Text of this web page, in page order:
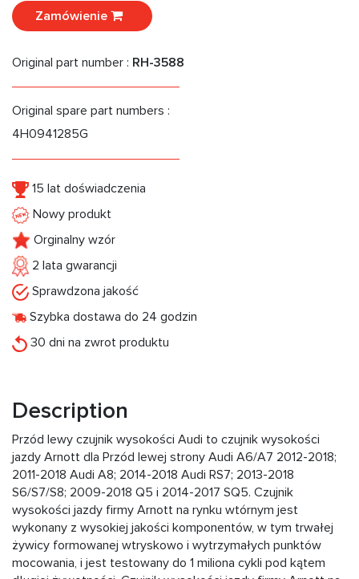
Zamówienie
Original part number : RH-3588
Original spare part numbers :
4H0941285G
15 lat doświadczenia
Nowy produkt
Orginalny wzór
2 lata gwarancji
Sprawdzona jakość
Szybka dostawa do 24 godzin
30 dni na zwrot produktu
Description
Przód lewy czujnik wysokości Audi to czujnik wysokości
jazdy Arnott dla Przód lewej strony Audi A6/A7 2012-2018;
2011-2018 Audi A8; 2014-2018 Audi RS7; 2013-2018
S6/S7/S8; 2009-2018 Q5 i 2014-2017 SQ5. Czujnik
wysokości jazdy firmy Arnott na rynku wtórnym jest
wykonany z wysokiej jakości komponentów, w tym trwałej
żywicy formowanej wtryskowo i wytrzymałych punktów
mocowania, i jest testowany do 1 miliona cykli pod kątem